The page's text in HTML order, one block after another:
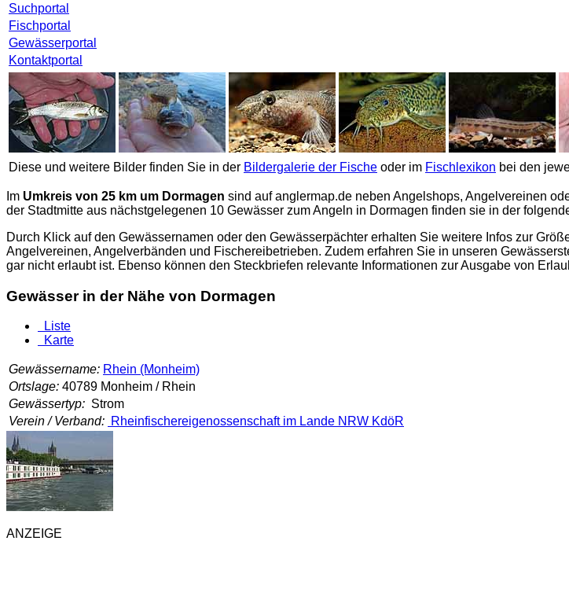
Suchportal
Fischportal
Gewässerportal
Kontaktportal
Diese und weitere Bilder finden Sie in der Bildergalerie der Fische oder im Fischlexikon bei den
Im Umkreis von 25 km um Dormagen sind aufanglermap.de neben Angelshops, Angelvereinen
der Stadtmitte aus nächstgelegenen 10 Gewässer zum Angeln in Dormagen finden sie in der
Durch Klick auf den Gewässernamen oder den Gewässerpächter erhalten Sie weitere Infos zur
Angelvereinen, Angelverbänden und Fischereibetrieben. Zudem erfahren Sie in unseren
gar nicht erlaubt ist. Ebenso können den Steckbriefen relevante Informationen zur Ausgabe von
Gewässer in der Nähe von Dormagen
Liste
Karte
Gewässername: Rhein (Monheim)
Ortslage: 40789 Monheim / Rhein
Gewässertyp: Strom
Verein / Verband: Rheinfischereigenossenschaft im Lande NRW KdöR
ANZEIGE